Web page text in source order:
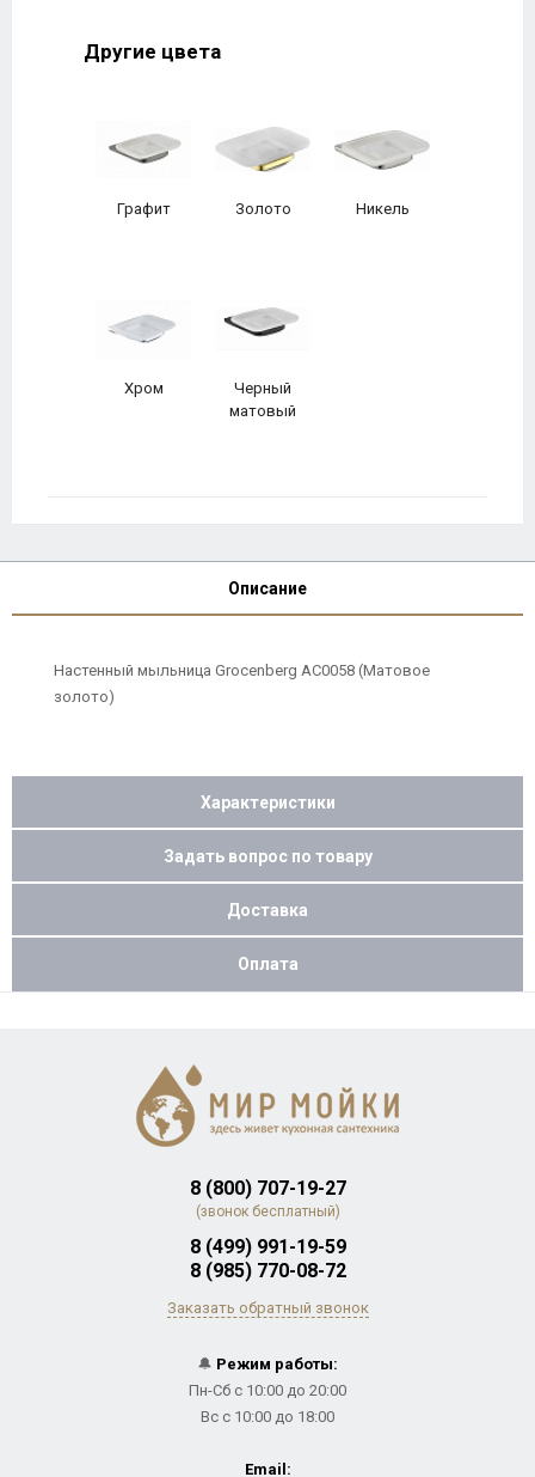
Другие цвета
Графит Золото Никель
Хром
Черный
матовый
Описание
Настенный мыльница Grocenberg AC0058 (Матовое
золото)
Характеристики
Задать вопрос по товару
Доставка
Оплата
8 (800) 707-19-27
(звонок бесплатный)
8 (499) 991-19-59
8 (985) 770-08-72
Заказать обратный звонок
🔔 Режим работы:
Пн-Сб с 10:00 до 20:00
Вс с 10:00 до 18:00
Email: